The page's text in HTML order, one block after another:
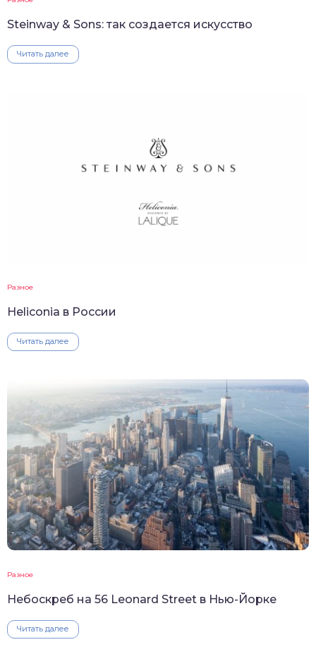
Steinway & Sons: так создается искусство
Читать далее
Разное
Heliconia в России
Читать далее
Разное
Небоскреб на 56 Leonard Street в Нью-Йорке
Читать далее